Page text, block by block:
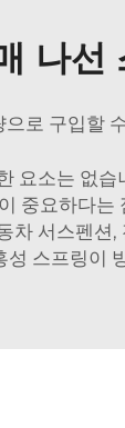
나선
로 구입할
요소는
중요하다
서스펜
스프링이